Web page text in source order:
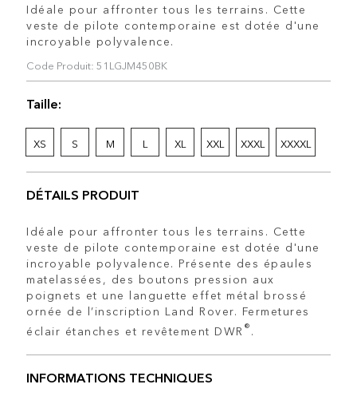
Idéale pour affronter tous les terrains. Cette
veste de pilote contemporaine est dotée d'une
incroyable polyvalence.
Code Produit: 51LGJM450BK
Taille:
XS S M L XL XXL XXXL XXXXL
DÉTAILS PRODUIT
Idéale pour affronter tous les terrains. Cette
veste de pilote contemporaine est dotée d'une
incroyable polyvalence. Présente des épaules
matelassées, des boutons pression aux
poignets et une languette effet métal brossé
ornée de l’inscription Land Rover. Fermetures
éclair étanches et revêtement DWR ®.
INFORMATIONS TECHNIQUES